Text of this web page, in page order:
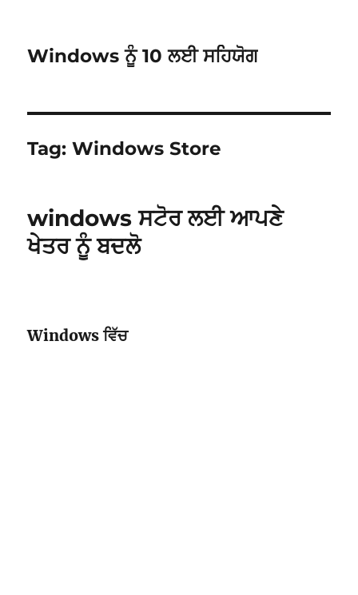
Windows ਨੂੰ 10 ਲਈ ਸਹਿਯੋਗ
Tag:Windows Store
windows ਸਟੋਰ ਲਈ ਆਪਣੇ
ਖੇਤਰ ਨੂੰ ਬਦਲੋ
Windows ਵਿੱਚ